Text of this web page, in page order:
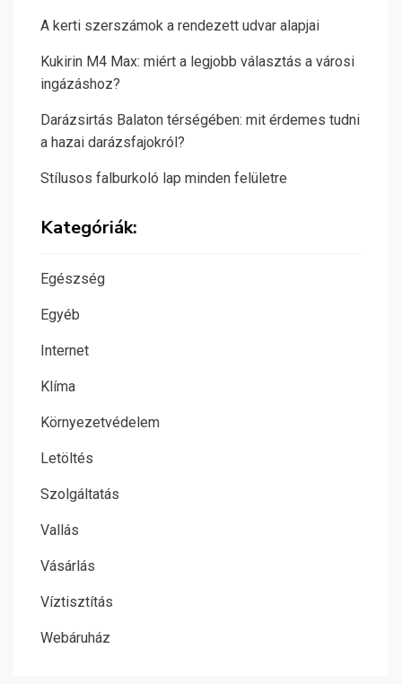
A kerti szerszámok a rendezett udvar alapjai
Kukirin M4 Max: miért a legjobb választás a városi
ingázáshoz?
Darázsirtás Balaton térségében: mit érdemes tudni
a hazai darázsfajokról?
Stílusos falburkoló lap minden felületre
Kategóriák:
Egészség
Egyéb
Internet
Klíma
Környezetvédelem
Letöltés
Szolgáltatás
Vallás
Vásárlás
Víztisztítás
Webáruház